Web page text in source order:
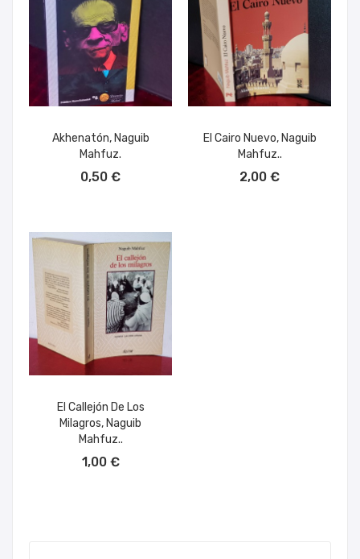
Akhenatón, Naguib
Mahfuz.
0,50 €
El Cairo Nuevo, Naguib
Mahfuz..
2,00 €
El Callejón De Los
Milagros, Naguib
Mahfuz..
1,00 €